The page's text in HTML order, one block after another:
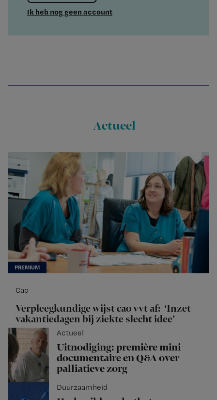
Ik heb nog geen account
Actueel
Cao
Verpleegkundige wijst cao vvt af: ‘Inzet
vakantiedagen bij ziekte slecht idee’
Actueel
Uitnodiging: première mini
documentaire en Q&A over
palliatieve zorg
Duurzaamheid